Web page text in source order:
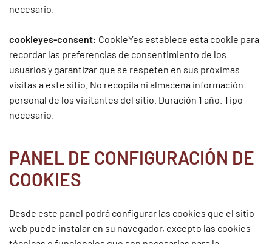
necesario.
cookieyes-consent: CookieYes establece esta cookie para
recordar las preferencias de consentimiento de los
usuarios y garantizar que se respeten en sus próximas
visitas a este sitio. No recopila ni almacena información
personal de los visitantes del sitio. Duración 1 año. Tipo
necesario.
PANEL DE CONFIGURACIÓN DE
COOKIES
Desde este panel podrá configurar las cookies que el sitio
web puede instalar en su navegador, excepto las cookies